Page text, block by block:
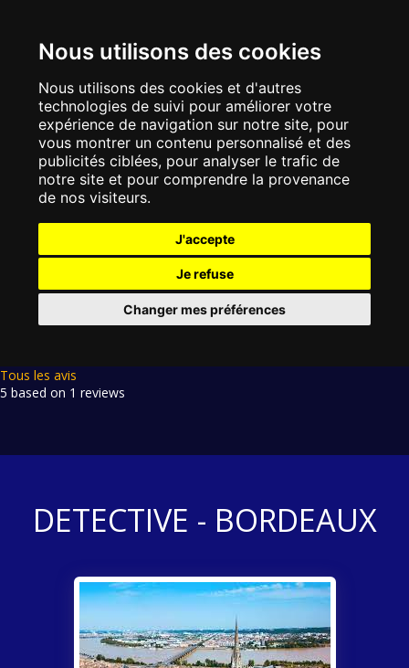
Nous utilisons des cookies
Nous utilisons des cookies et d'autres
technologies de suivi pour améliorer votre
expérience de navigation sur notre site, pour
vous montrer un contenu personnalisé et des
publicités ciblées, pour analyser le trafic de
notre site et pour comprendre la provenance
de nos visiteurs.
J'accepte
Je refuse
Changer mes préférences
Tous les avis
5 based on 1 reviews
DETECTIVE - BORDEAUX